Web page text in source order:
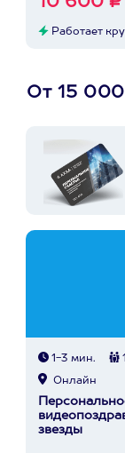
Работает
От 15
1-3 мин.
Онлайн
звезды